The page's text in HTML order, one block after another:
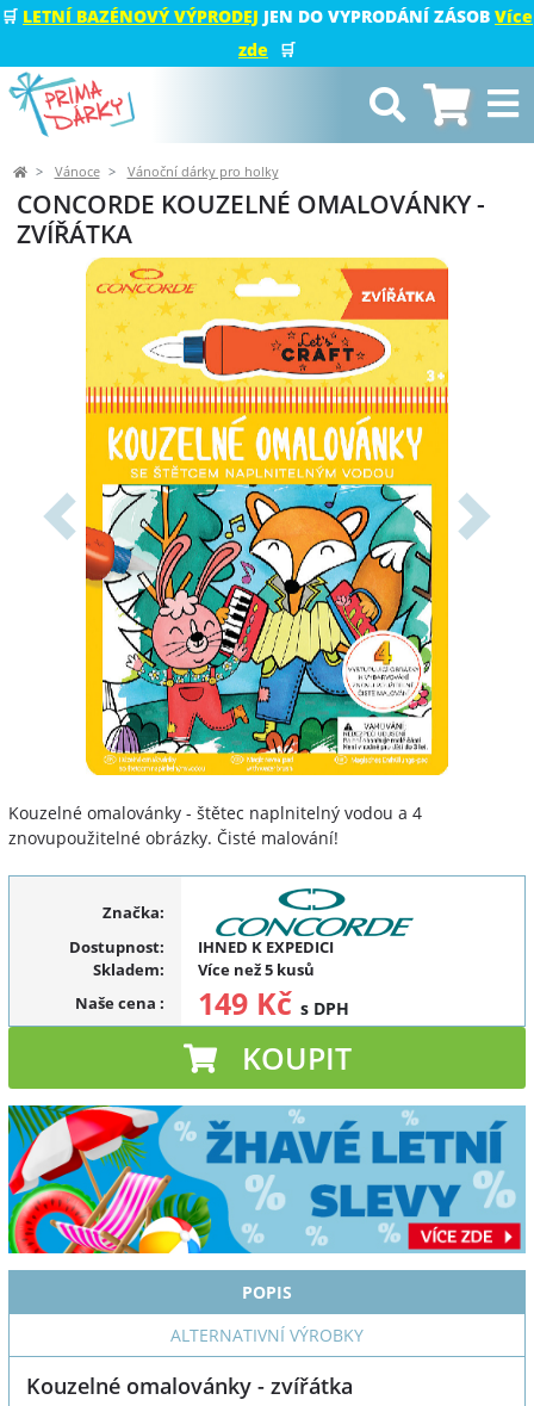
🛒 LETNÍ BAZÉNOVÝ VÝPRODEJ JEN DO VYPRODÁNÍ ZÁSOB Více
zde
🛒
Vánoce Vánoční dárky pro holky
CONCORDE KOUZELNÉ OMALOVÁNKY -
ZVÍŘÁTKA
Předchozí Další
Kouzelné omalovánky - štětec naplnitelný vodou a 4
znovupoužitelné obrázky. Čisté malování!
Značka:
Dostupnost:
IHNED K EXPEDICI
Skladem:
Více než 5 kusů
Naše cena : 149 Kč s DPH
KOUPIT
POPIS
ALTERNATIVNÍ VÝROBKY
Kouzelné omalovánky - zvířátka